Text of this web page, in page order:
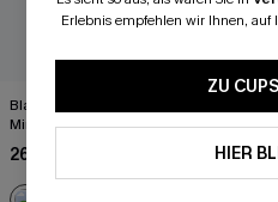
Blaues Ärmelloses Gestreiftes
Minikleid
26,00 €
Erlebnis empfehlen wir Ihnen, auf
ZU
HIER